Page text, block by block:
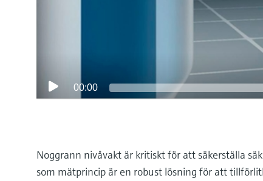
00:00
Noggrann nivåvakt är kritiskt för att säkerställa
som mätprincip är en robust lösning för att